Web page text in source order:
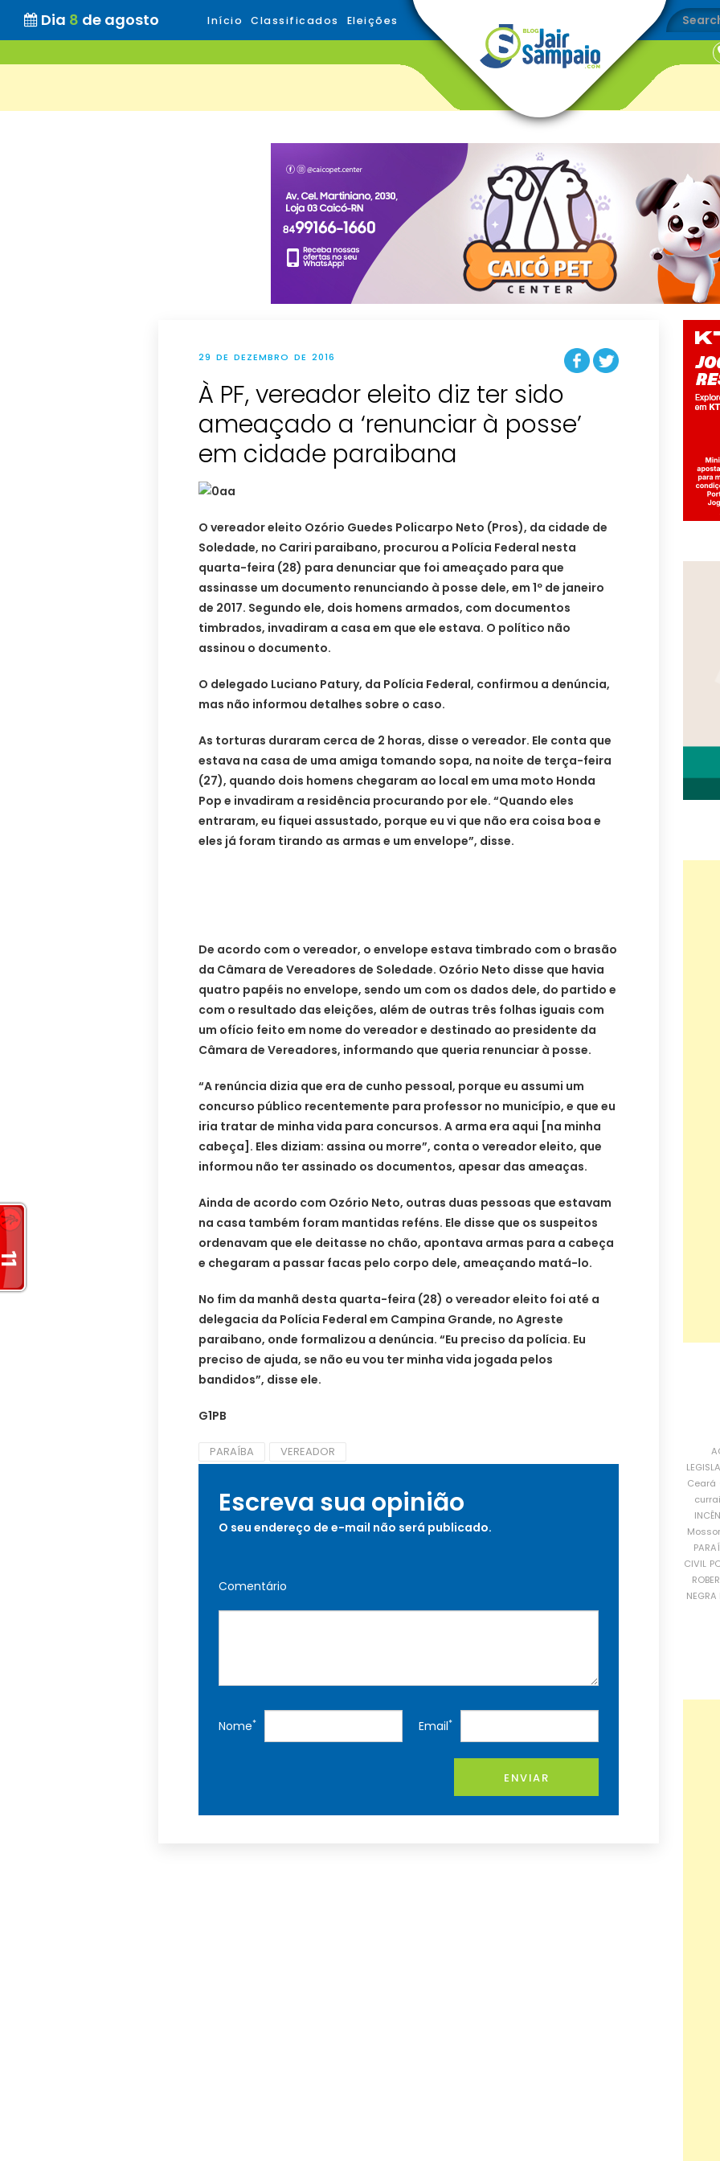
Dia 8 de agosto Início Classificados Eleições
29 DE DEZEMBRO DE 2016
À PF, vereador eleito diz ter sido
ameaçado a ‘renunciar à posse’
em cidade paraibana
O vereador eleito Ozório Guedes Policarpo Neto (Pros), da cidade de
Soledade, no Cariri paraibano, procurou a Polícia Federal nesta
quarta-feira (28) para denunciar que foi ameaçado para que
assinasse um documento renunciando à posse dele, em 1º de janeiro
de 2017. Segundo ele, dois homens armados, com documentos
timbrados, invadiram a casa em que ele estava. O político não
assinou o documento.
O delegado Luciano Patury, da Polícia Federal, confirmou a denúncia,
mas não informou detalhes sobre o caso.
As torturas duraram cerca de 2 horas, disse o vereador. Ele conta que
estava na casa de uma amiga tomando sopa, na noite de terça-feira
(27), quando dois homens chegaram ao local em uma moto Honda
Pop e invadiram a residência procurando por ele. “Quando eles
entraram, eu fiquei assustado, porque eu vi que não era coisa boa e
eles já foram tirando as armas e um envelope”, disse.
De acordo com o vereador, o envelope estava timbrado com o brasão
da Câmara de Vereadores de Soledade. Ozório Neto disse que havia
quatro papéis no envelope, sendo um com os dados dele, do partido e
com o resultado das eleições, além de outras três folhas iguais com
um ofício feito em nome do vereador e destinado ao presidente da
Câmara de Vereadores, informando que queria renunciar à posse.
“A renúncia dizia que era de cunho pessoal, porque eu assumi um
concurso público recentemente para professor no município, e que eu
iria tratar de minha vida para concursos. A arma era aqui [na minha
cabeça]. Eles diziam: assina ou morre”, conta o vereador eleito, que
informou não ter assinado os documentos, apesar das ameaças.
Ainda de acordo com Ozório Neto, outras duas pessoas que estavam
na casa também foram mantidas reféns. Ele disse que os suspeitos
ordenavam que ele deitasse no chão, apontava armas para a cabeça
e chegaram a passar facas pelo corpo dele, ameaçando matá-lo.
No fim da manhã desta quarta-feira (28) o vereador eleito foi até a
delegacia da Polícia Federal em Campina Grande, no Agreste
paraibano, onde formalizou a denúncia. “Eu preciso da polícia. Eu
preciso de ajuda, se não eu vou ter minha vida jogada pelos
bandidos”, disse ele.
G1PB
PARAÍBA VEREADOR
Escreva sua opinião
O seu endereço de e-mail não será publicado.
Comentário
Nome* Email*
ENVIAR
Ceará
CIVIL
NEGRA